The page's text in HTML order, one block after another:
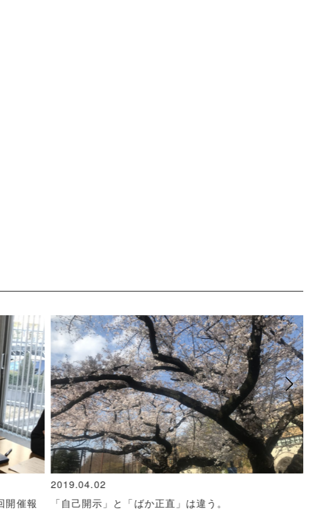
2024.12.27
場所の良し悪しに関係なく、いい店には客が来る